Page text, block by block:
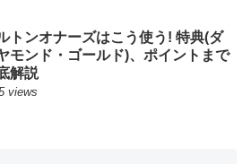
トンオナーズはこう使う! 特典(ダ
モンド・ゴールド)、ポイントまで
解説
views